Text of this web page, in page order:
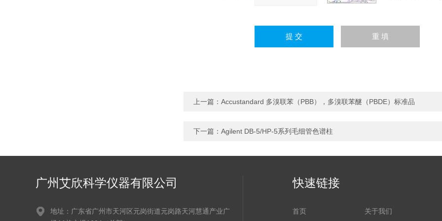
上一篇： Accustandard 多溴联苯（PBB），多溴联苯醚（PBDE）标准品
下一篇： Agilent DB-5/HP-5系列毛细管色谱柱
广州艾欣科学仪器有限公司
地址：广东省广州市天河区元岗街道元岗路天河慧通产业广
快速链接
首页 关于我们